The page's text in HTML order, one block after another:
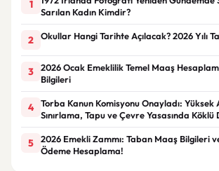
1
Sarılan Kadın Kimdir?
2 Okullar Hangi Tarihte Açılacak? 2026 Yılı
3
2026 Ocak Emeklilik Temel Maaş
Bilgileri
4
Torba Kanun Komisyonu Onayladı:
Sınırlama, Tapu ve Çevre Yasasında
5
2026 Emekli Zammı: Taban Maaş Bilgileri
Ödeme Hesaplama!